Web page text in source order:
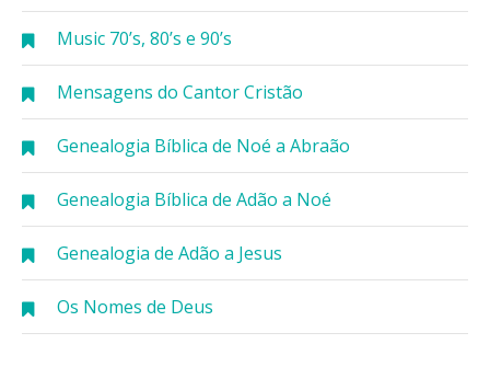
Music 70’s, 80’s e 90’s
Mensagens do Cantor Cristão
Genealogia Bíblica de Noé a Abraão
Genealogia Bíblica de Adão a Noé
Genealogia de Adão a Jesus
Os Nomes de Deus